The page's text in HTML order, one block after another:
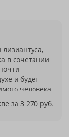
в сочетании
и будет
человека.
за 3 270 руб.